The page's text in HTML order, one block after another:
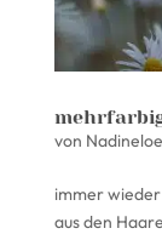
von
immer
aus den